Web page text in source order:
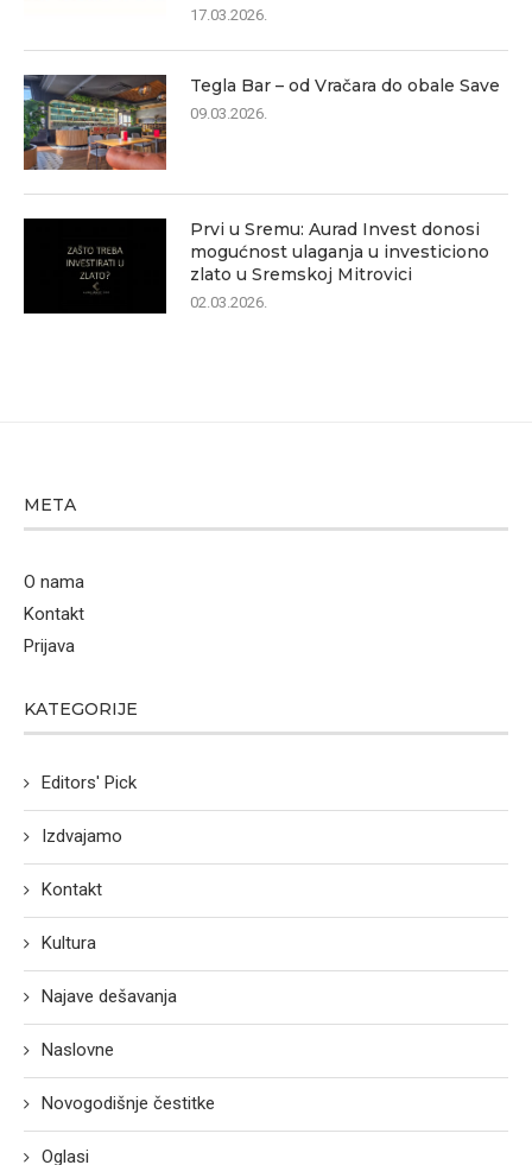
17.03.2026.
Tegla Bar – od Vračara do obale Save
09.03.2026.
Prvi u Sremu: Aurad Invest donosi
mogućnost ulaganja u investiciono
zlato u Sremskoj Mitrovici
02.03.2026.
META
O nama
Kontakt
Prijava
KATEGORIJE
Editors' Pick
Izdvajamo
Kontakt
Kultura
Najave dešavanja
Naslovne
Novogodišnje čestitke
Oglasi